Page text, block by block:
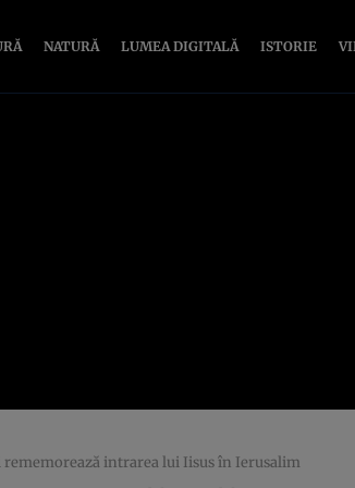
NATURĂ LUMEA DIGITALĂ ISTORIE
intrarea lui Iisus în Ierusalim